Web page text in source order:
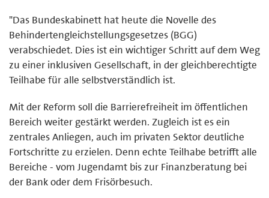
"Das Bundeskabinett hat heute die Novelle des
Behindertengleichstellungsgesetzes (BGG)
verabschiedet. Dies ist ein wichtiger Schritt auf dem Weg
zu einer inklusiven Gesellschaft, in der gleichberechtigte
Teilhabe für alle selbstverständlich ist.
Mit der Reform soll die Barrierefreiheit im öffentlichen
Bereich weiter gestärkt werden. Zugleich ist es ein
zentrales Anliegen, auch im privaten Sektor deutliche
Fortschritte zu erzielen. Denn echte Teilhabe betrifft alle
Bereiche - vom Jugendamt bis zur Finanzberatung bei
der Bank oder dem Frisörbesuch.